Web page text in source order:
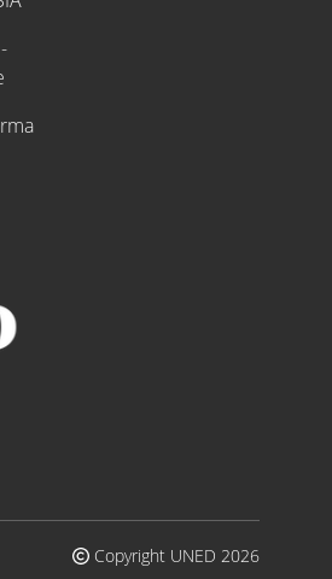
Copyright UNED 2026